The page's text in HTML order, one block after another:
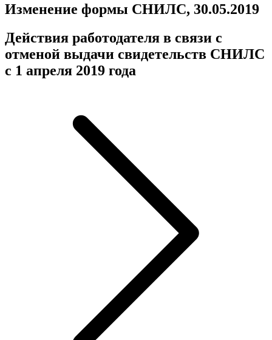
Изменение формы СНИЛС, 30.05.2019
Действия работодателя в связи с
отменой выдачи свидетельств СНИЛС
с 1 апреля 2019 года